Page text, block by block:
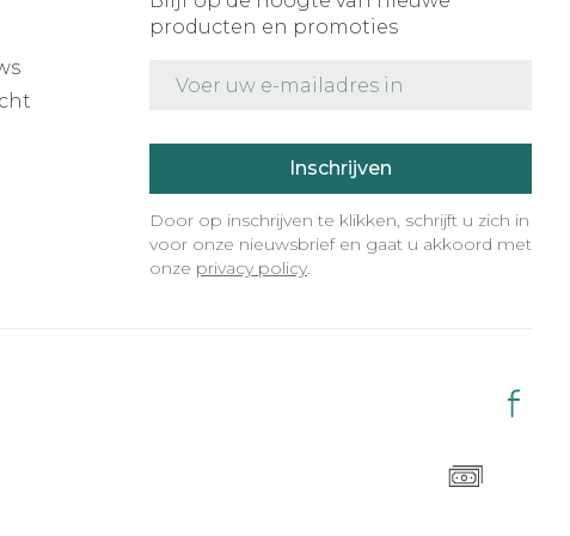
producten en promoties
Inschrijven
Door op inschrijven te klikken, schrijft u zich in
voor onze nieuwsbrief en gaat u akkoord met
onze privacy policy.